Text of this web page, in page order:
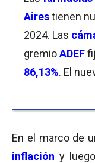
Airestienen
2024. Las
gremioADEF
86,13%. El
En el marco de
inflación y